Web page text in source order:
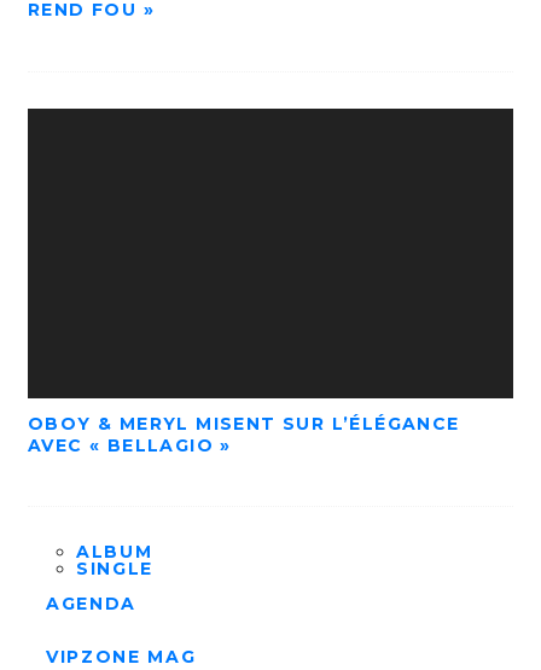
REND FOU »
OBOY & MERYL MISENT SUR L’ÉLÉGANCE
AVEC « BELLAGIO »
ALBUM
SINGLE
AGENDA
VIPZONE MAG